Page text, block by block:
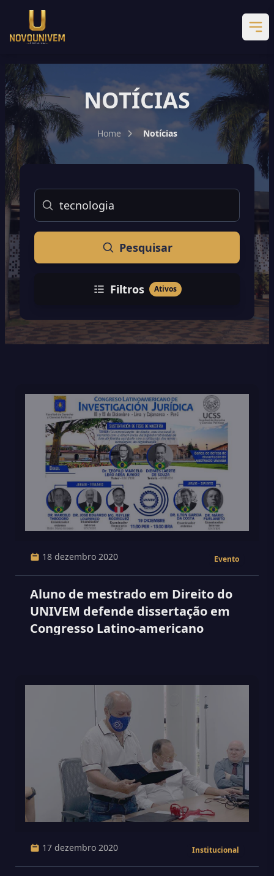
NOTÍCIAS
Home Notícias
Buscar
Pesquisar
Filtros Ativos
18 dezembro 2020 Evento
Aluno de mestrado em Direito do
UNIVEM defende dissertação em
Congresso Latino-americano
17 dezembro 2020 Institucional